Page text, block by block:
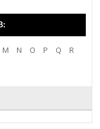
M N O P Q
R